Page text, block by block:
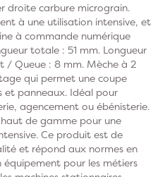
droite carbure micrograin.
à une utilisation intensive, et
à commande numérique
totale : 51 mm. Longueur
/ Queue : 8 mm. Mèche à 2
qui permet une coupe
et panneaux. Idéal pour
agencement ou ébénisterie.
de gamme pour une
Ce produit est de
et répond aux normes en
pour les métiers